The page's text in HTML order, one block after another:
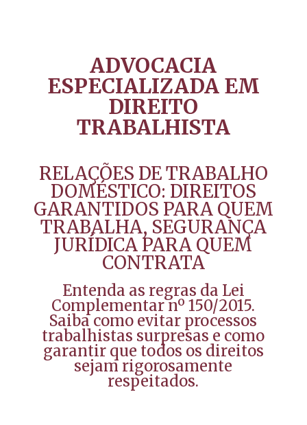
ADVOCACIA
ESPECIALIZADA EM
DIREITO
TRABALHISTA
RELAÇÕES DE TRABALHO
DOMÉSTICO: DIREITOS
GARANTIDOS PARA QUEM
TRABALHA, SEGURANÇA
JURÍDICA PARA QUEM
CONTRATA
Entenda as regras da Lei
Complementar nº 150/2015.
Saiba como evitar processos
trabalhistas surpresas e como
garantir que todos os direitos
sejam rigorosamente
respeitados.